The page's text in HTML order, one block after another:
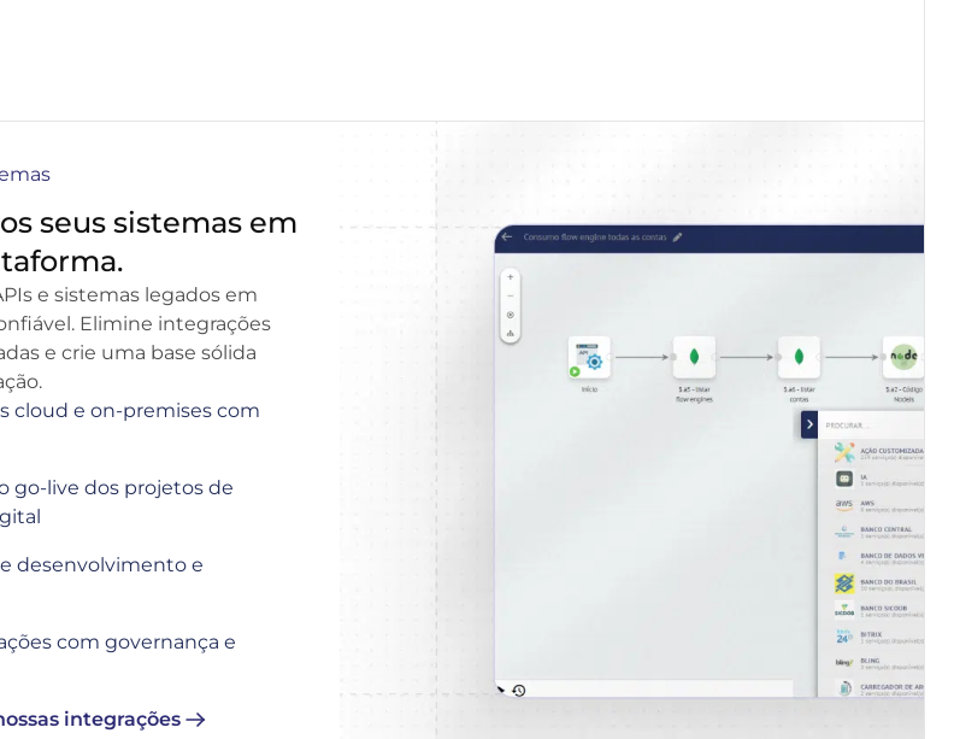
seus sistemas em
e sistemas legados em
Elimine integrações
e crie uma base sólida
cloud e on-premises com
go-live dos projetos de
desenvolvimento e
com governança e
integrações